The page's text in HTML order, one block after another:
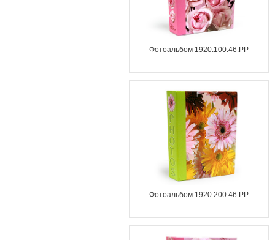
Фотоальбом 1920.100.46.PP
Фотоальбом 1920.200.46.PP